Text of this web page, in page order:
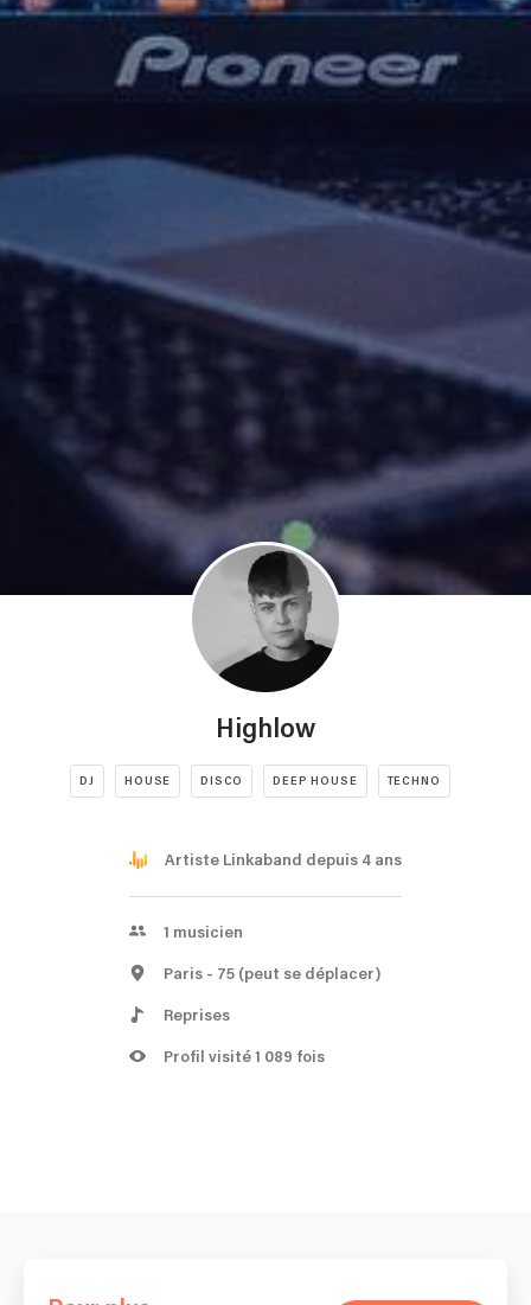
Highlow
DJ HOUSE DISCO DEEP HOUSE TECHNO
Artiste Linkaband depuis 4 ans
1 musicien
Paris - 75 (peut se déplacer)
Reprises
Profil visité 1 089 fois